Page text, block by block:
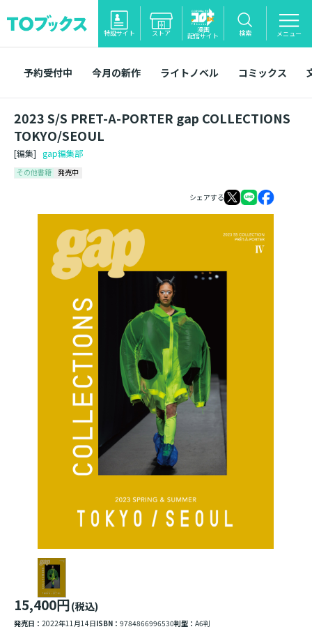
特設サイト ストア 漫画
配信サイト 検索 メニュー
予約受付中 今月の新作 ライトノベル コミックス
2023 S/S PRET-A-PORTER gap COLLECTIONS
TOKYO/SEOUL
[編集] gap編集部
その他書籍 発売中
シェアする
15,400円(税込)
発売日： 2022年11月14日ISBN： 9784866996530判型： A6判